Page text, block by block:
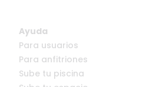
Ayuda
Para usuarios
Para anfitriones
Sube tu piscina